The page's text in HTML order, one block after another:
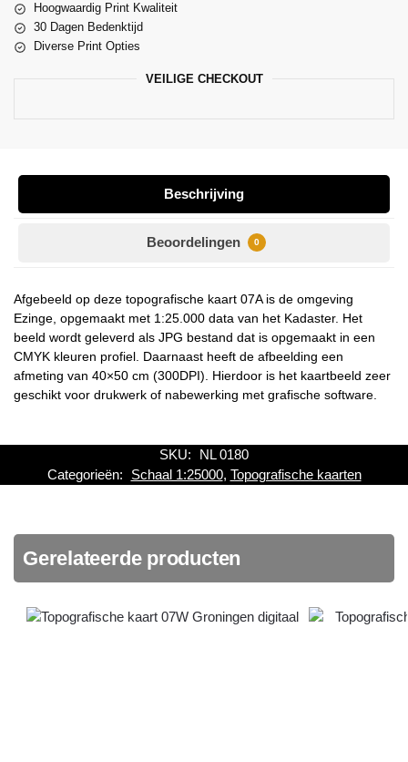
Hoogwaardig Print Kwaliteit
30 Dagen Bedenktijd
Diverse Print Opties
VEILIGE CHECKOUT
Beschrijving
Beoordelingen 0
Afgebeeld op deze topografische kaart 07A is de omgeving
Ezinge, opgemaakt met 1:25.000 data van het Kadaster. Het
beeld wordt geleverd als JPG bestand dat is opgemaakt in een
CMYK kleuren profiel. Daarnaast heeft de afbeelding een
afmeting van 40×50 cm (300DPI). Hierdoor is het kaartbeeld zeer
geschikt voor drukwerk of nabewerking met grafische software.
SKU:
NL 0180
Categorieën:
Schaal 1:25000, Topografische kaarten
Gerelateerde producten